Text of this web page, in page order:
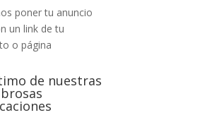
poner tu anuncio
un link de tu
o página
de nuestras